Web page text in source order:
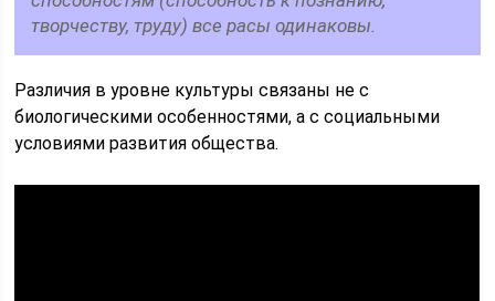
творчеству, труду) все расы одинаковы.
Различия в уровне культуры связаны не с
биологическими особенностями, а с социальными
условиями развития общества.